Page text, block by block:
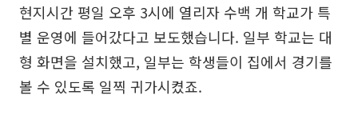
현지시간 평일 오후 3시에 열리자 수백 개 학교가 특
별 운영에 들어갔다고 보도했습니다. 일부 학교는 대
형 화면을 설치했고, 일부는 학생들이 집에서 경기를
볼 수 있도록 일찍 귀가시켰죠.